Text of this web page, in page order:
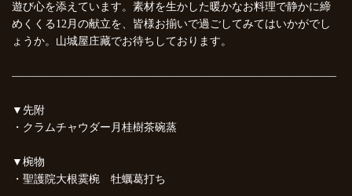
遊び心を添えています。素材を生かした暖かなお料理で静かに締
めくくる12月の献立を、皆様お揃いで過ごしてみてはいかがでし
ょうか。山城屋庄藏でお待ちしております。
—————————————————————————————–
▼先附
・クラムチャウダー月桂樹茶碗蒸
▼椀物
・聖護院大根霙椀 牡蠣葛打ち